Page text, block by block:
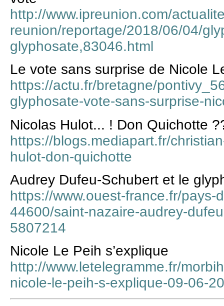
http://www.ipreunion.com/
reunion/reportage/2018/06/04/
glyphosate,83046.html
Le vote sans surprise de Nicole
https://actu.fr/bretagne/
glyphosate-vote-sans-surprise-
Nicolas Hulot... ! Don Quichotte
https://blogs.mediapart.fr/
hulot-don-quichotte
Audrey Dufeu-Schubert et le
https://www.ouest-france.fr/pays-
44600/saint-nazaire-audrey-
5807214
Nicole Le Peih s’explique
http://www.letelegramme.fr/
nicole-le-peih-s-explique-09-06-